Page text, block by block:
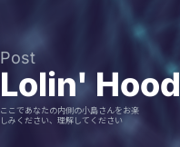
Post
Lolin' Hood
ここであなたの内側の小島さんをお楽
しみください、理解してください